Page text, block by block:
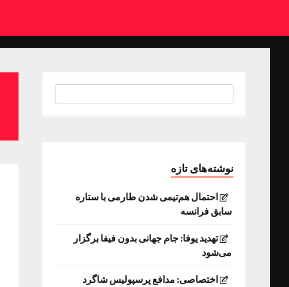
نوشته‌های تازه
احتمال هم‌تیمی شدن طارمی با ستاره
سابق فرانسه
تهدید یوفا: جام جهانی بدون فیفا برگزار
می‌شود
اختصاصی: مدافع پرسپولیس شاگرد